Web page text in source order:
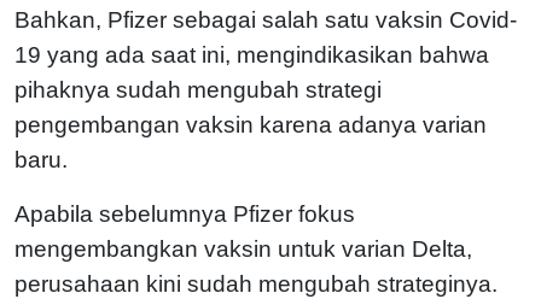
Bahkan, Pfizer sebagai salah satu vaksin Covid-
19 yang ada saat ini, mengindikasikan bahwa
pihaknya sudah mengubah strategi
pengembangan vaksin karena adanya varian
baru.
Apabila sebelumnya Pfizer fokus
mengembangkan vaksin untuk varian Delta,
perusahaan kini sudah mengubah strateginya.